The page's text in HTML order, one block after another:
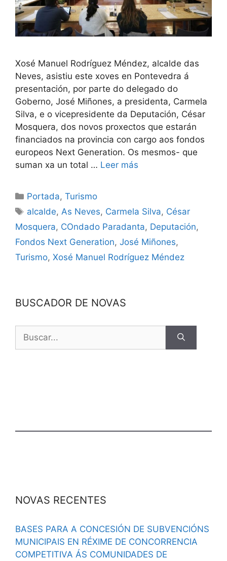
Xosé Manuel Rodríguez Méndez, alcalde das
Neves, asistiu este xoves en Pontevedra á
presentación, por parte do delegado do
Goberno, José Miñones, a presidenta, Carmela
Silva, e o vicepresidente da Deputación, César
Mosquera, dos novos proxectos que estarán
financiados na provincia con cargo aos fondos
europeos Next Generation. Os mesmos- que
suman xa un total … Leer más
Portada,Turismo
alcalde, As Neves, Carmela Silva, César
Mosquera, COndado Paradanta, Deputación,
Fondos Next Generation, José Miñones,
Turismo, Xosé Manuel Rodríguez Méndez
BUSCADOR DE NOVAS
NOVAS RECENTES
BASES PARA A CONCESIÓN DE SUBVENCIÓNS
MUNICIPAIS EN RÉXIME DE CONCORRENCIA
COMPETITIVA ÁS COMUNIDADES DE